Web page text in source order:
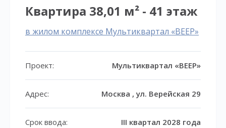
Квартира 38,01 м² - 41 этаж
в жилом комплексе Мультиквартал «ВЕЕР»
Проект: Мультиквартал «ВЕЕР»
Адрес: Москва , ул. Верейская 29
Срок ввода: III квартал 2028 года